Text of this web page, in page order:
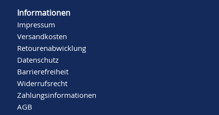
Informationen
Impressum
Versandkosten
Retourenabwicklung
Datenschutz
Barrierefreiheit
Widerrufsrecht
Zahlungsinformationen
AGB